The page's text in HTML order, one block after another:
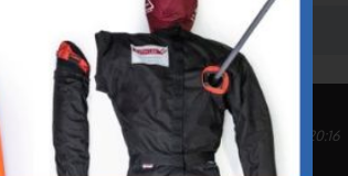
Inscrit depuis le 15/09/2020 à 14:54
Informations mises à jour le 02/11/2020 à 20:16